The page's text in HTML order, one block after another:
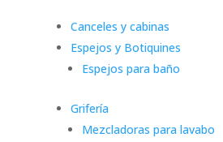
Canceles y cabinas
Espejos y Botiquines
Espejos para baño
Grifería
Mezcladoras para lavabo